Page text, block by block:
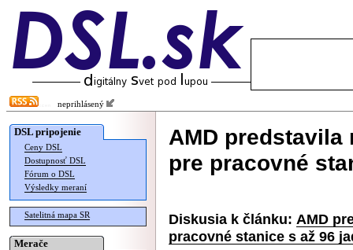
neprihlásený
DSL pripojenie
Ceny DSL
Dostupnosť DSL
Fórum o DSL
Výsledky meraní
Satelitná mapa SR
Merače
AMD predstavila
pre pracovné
Diskusia k článku: AMD
pracovné stanice s až 96